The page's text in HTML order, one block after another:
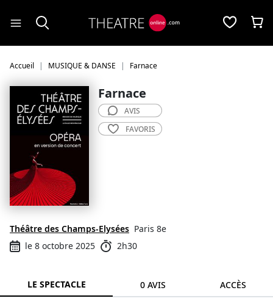
Accueil MUSIQUE & DANSE Farnace
Farnace
Théâtre des Champs-Elysées Paris 8e
le 8 octobre 2025
2h30
AVIS
FAVORIS
LE SPECTACLE 0 AVIS ACCÈS